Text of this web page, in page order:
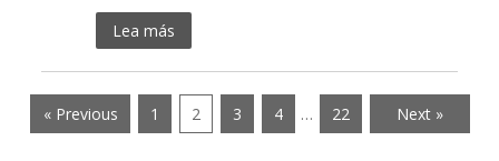
Lea más
« Previous 1 2 3 4 … 22 Next »